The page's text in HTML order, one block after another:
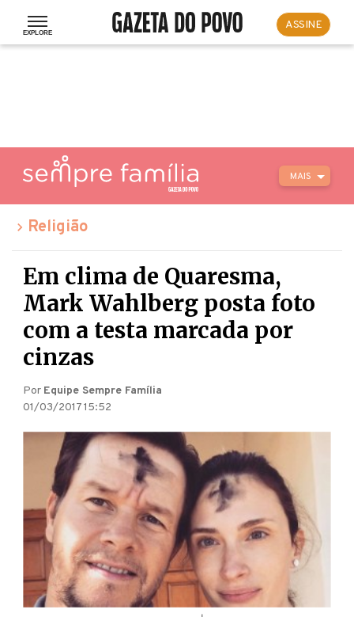
ASSINE
MAIS
Religião
Em clima de Quaresma,
Mark Wahlberg posta foto
com a testa marcada por
cinzas
Por Equipe Sempre Família
01/03/2017 15:52